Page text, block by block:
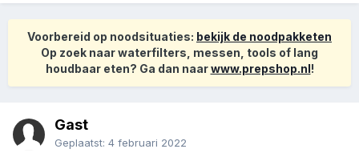
Voorbereid op noodsituaties: bekijk de noodpakketen
Op zoek naar waterfilters, messen, tools of lang
houdbaar eten? Ga dan naarwww.prepshop.nl!
Gast
Geplaatst: 4 februari 2022